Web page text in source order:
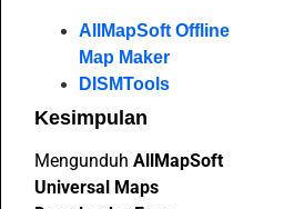
AllMapSoft Offline
Map Maker
DISMTools
Kesimpulan
Mengunduh AllMapSoft
Universal Maps